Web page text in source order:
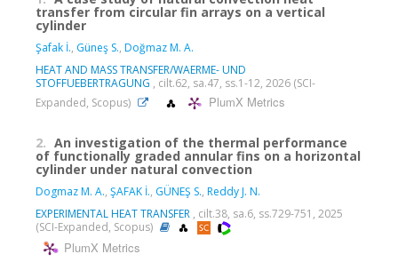
transfer from circular fin arrays on a vertical
cylinder
Şafak İ., Güneş S., Doğmaz M. A.
HEAT AND MASS TRANSFER/WAERME- UND
STOFFUEBERTRAGUNG , cilt.62, sa.47, ss.1-12, 2026 (SCI-
Expanded, Scopus)
PlumX Metrics
2. An investigation of the thermal performance
of functionally graded annular fins on a horizontal
cylinder under natural convection
Dogmaz M. A., ŞAFAK İ., GÜNEŞ S., Reddy J. N.
EXPERIMENTAL HEAT TRANSFER , cilt.38, sa.6, ss.729-751, 2025
(SCI-Expanded, Scopus)
PlumX Metrics